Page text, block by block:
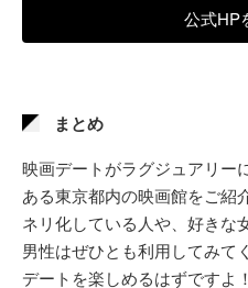
公式HP
まとめ
映画デートがラグジュアリー
ある東京都内の映画館をご紹
ネリ化している人や、好きな
男性はぜひとも利用してみて
デートを楽しめるはずですよ！